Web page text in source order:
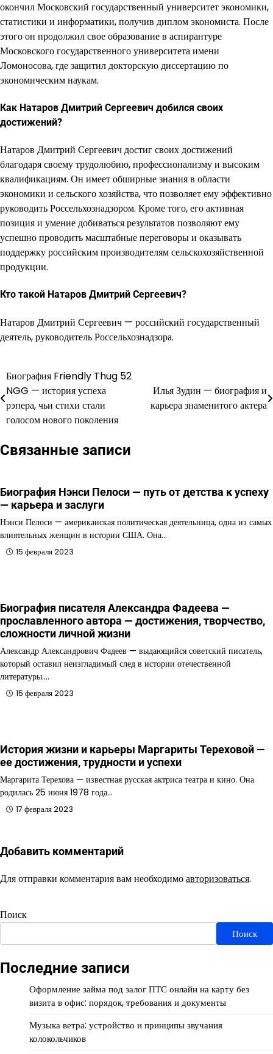
окончил Московский государственный университет экономики,
статистики и информатики, получив диплом экономиста. После
этого он продолжил свое образование в аспирантуре
Московского государственного университета имени
Ломоносова, где защитил докторскую диссертацию по
экономическим наукам.
Как Натаров Дмитрий Сергеевич добился своих
достижений?
Натаров Дмитрий Сергеевич достиг своих достижений
благодаря своему трудолюбию, профессионализму и высоким
квалификациям. Он имеет обширные знания в области
экономики и сельского хозяйства, что позволяет ему эффективно
руководить Россельхознадзором. Кроме того, его активная
позиция и умение добиваться результатов позволяют ему
успешно проводить масштабные переговоры и оказывать
поддержку российским производителям сельскохозяйственной
продукции.
Кто такой Натаров Дмитрий Сергеевич?
Натаров Дмитрий Сергеевич — российский государственный
деятель, руководитель Россельхознадзора.
Навигация
по
записям
Биография Friendly Thug 52
NGG — история успеха
рэпера, чьи стихи стали
голосом нового поколения
Илья Зудин — биография и
карьера знаменитого актера
Связанные записи
Биография Нэнси Пелоси — путь от детства к успеху
— карьера и заслуги
Нэнси Пелоси — американская политическая деятельница, одна из самых
влиятельных женщин в истории США. Она…
15 февраля 2023
Биография писателя Александра Фадеева —
прославленного автора — достижения, творчество,
сложности личной жизни
Александр Александрович Фадеев — выдающийся советский писатель,
который оставил неизгладимый след в истории отечественной
литературы.…
15 февраля 2023
История жизни и карьеры Маргариты Тереховой —
ее достижения, трудности и успехи
Маргарита Терехова — известная русская актриса театра и кино. Она
родилась 25 июня 1978 года…
17 февраля 2023
Добавить комментарий
Для отправки комментария вам необходимоавторизоваться.
Поиск
Поиск
Последние записи
Оформление займа под залог ПТС онлайн на карту без
визита в офис: порядок, требования и документы
Музыка ветра: устройство и принципы звучания
колокольчиков